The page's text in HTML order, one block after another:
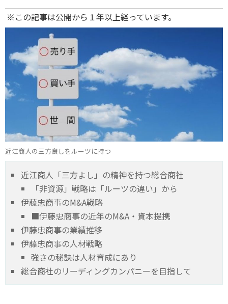
※この記事は公開から１年以上経っています。
近江商人の三方良しをルーツに持つ
近江商人「三方よし」の精神を持つ総合商社
「非資源」戦略は「ルーツの違い」から
伊藤忠商事のM&A戦略
■伊藤忠商事の近年のM&A・資本提携
伊藤忠商事の業績推移
伊藤忠商事の人材戦略
強さの秘訣は人材育成にあり
総合商社のリーディングカンパニーを目指して